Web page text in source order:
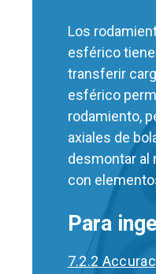
Los
esférico
transferir
esférico
rodamiento,
axiales de
desmontar al
con
Para
7.2.2